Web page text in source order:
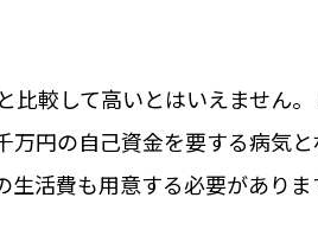
較して高いとはいえません
円の自己資金を要する病気
活費も用意する必要がありま